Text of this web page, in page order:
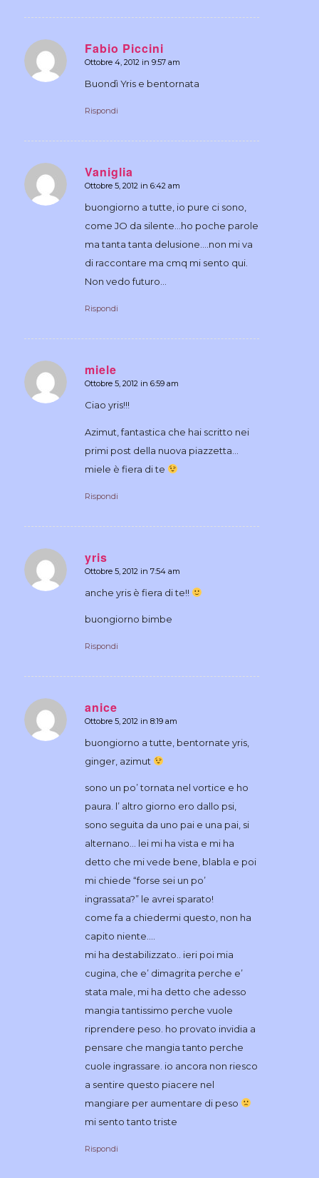
Fabio Piccini
dice:
Ottobre 4, 2012 in 9:57 am
Buondì Yris e bentornata
Rispondi
Vaniglia
dice:
Ottobre 5, 2012 in 6:42 am
buongiorno a tutte, io pure ci sono,
come JO da silente…ho poche parole
ma tanta tanta delusione….non mi va
di raccontare ma cmq mi sento qui.
Non vedo futuro…
Rispondi
miele
dice:
Ottobre 5, 2012 in 6:59 am
Ciao yris!!!
Azimut, fantastica che hai scritto nei
primi post della nuova piazzetta…
miele è fiera di te
Rispondi
yris
dice:
Ottobre 5, 2012 in 7:54 am
anche yris è fiera di te!!
buongiorno bimbe
Rispondi
anice
dice:
Ottobre 5, 2012 in 8:19 am
buongiorno a tutte, bentornate yris,
ginger, azimut
sono un po’ tornata nel vortice e ho
paura. l’ altro giorno ero dallo psi,
sono seguita da uno pai e una pai, si
alternano… lei mi ha vista e mi ha
detto che mi vede bene, blabla e poi
mi chiede “forse sei un po’
ingrassata?” le avrei sparato!
come fa a chiedermi questo, non ha
capito niente….
mi ha destabilizzato.. ieri poi mia
cugina, che e’ dimagrita perche e’
stata male, mi ha detto che adesso
mangia tantissimo perche vuole
riprendere peso. ho provato invidia a
pensare che mangia tanto perche
cuole ingrassare. io ancora non riesco
a sentire questo piacere nel
mangiare per aumentare di peso
mi sento tanto triste
Rispondi